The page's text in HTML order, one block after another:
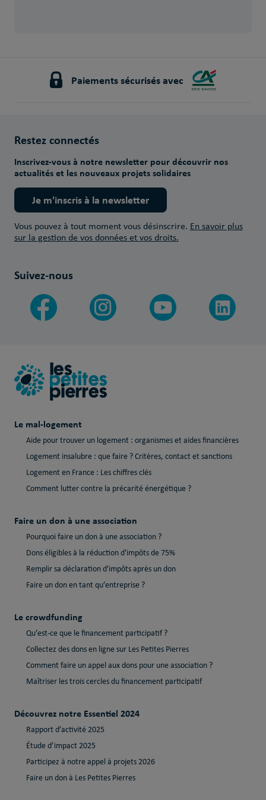
Paiements sécurisés avec
Restez connectés
Inscrivez-vous à notre newsletter pour découvrir nos
actualités et les nouveaux projets solidaires
Je m'inscris à la newsletter
Vous pouvez à tout moment vous désinscrire. En savoir plus
sur la gestion de vos données et vos droits.
Suivez-nous
Le mal-logement
Aide pour trouver un logement : organismes et aides financières
Logement insalubre : que faire ? Critères, contact et sanctions
Logement en France : Les chiffres clés
Comment lutter contre la précarité énergétique ?
Faire un don à une association
Pourquoi faire un don à une association ?
Dons éligibles à la réduction d'impôts de 75%
Remplir sa déclaration d'impôts après un don
Faire un don en tant qu’entreprise ?
Le crowdfunding
Qu’est-ce que le financement participatif ?
Collectez des dons en ligne sur Les Petites Pierres
Comment faire un appel aux dons pour une association ?
Maîtriser les trois cercles du financement participatif
Découvrez notre Essentiel 2024
Rapport d’activité 2025
Étude d’impact 2025
Participez à notre appel à projets 2026
Faire un don à Les Petites Pierres